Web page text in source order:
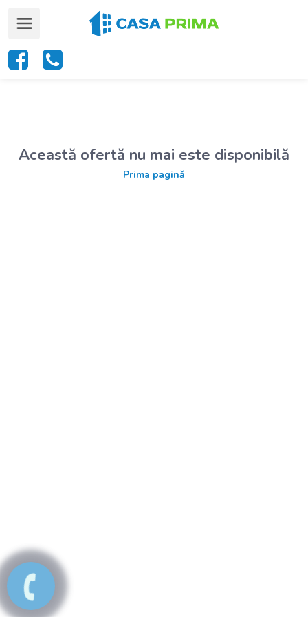
Această ofertă nu mai este disponibilă
Prima pagină